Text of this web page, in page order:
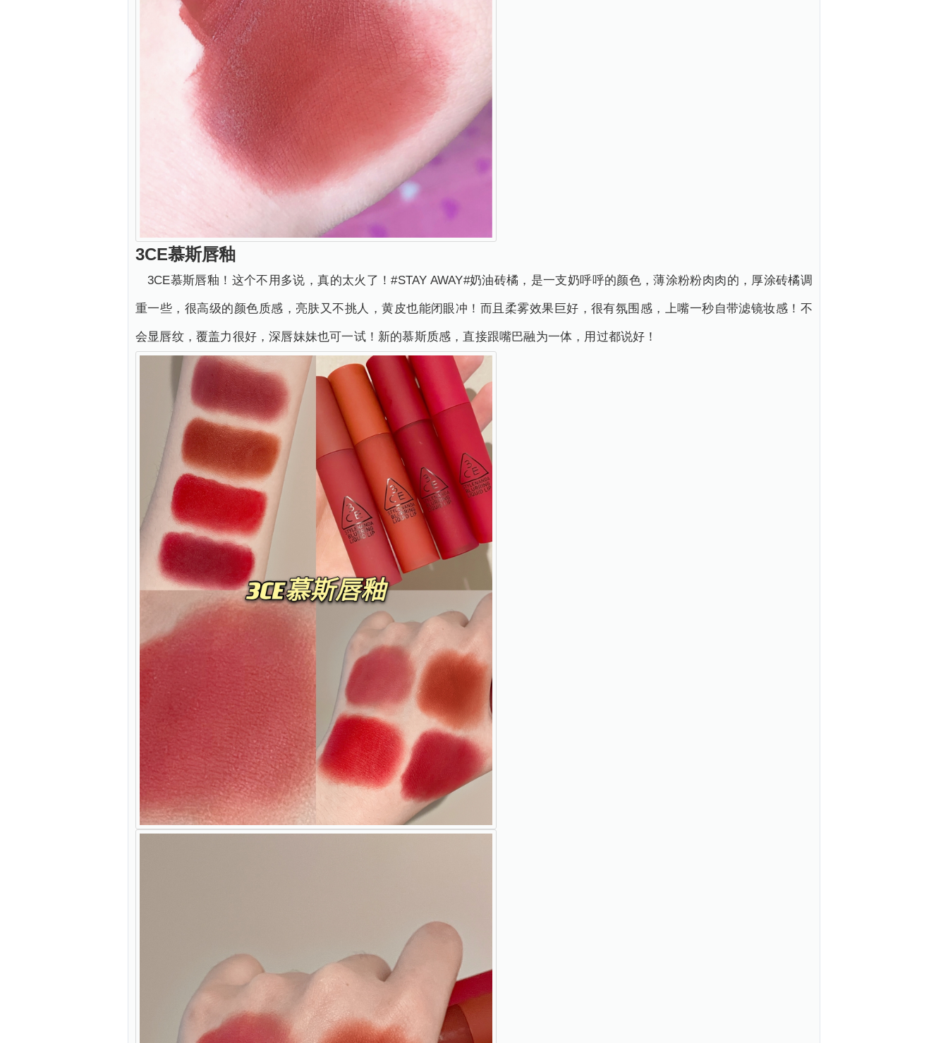
3CE慕斯唇釉
3CE慕斯唇釉！这个不用多说，真的太火了！#STAY AWAY#奶油砖橘，是一支奶呼呼的颜色，薄涂粉粉肉肉的，厚涂砖橘调
重一些，很高级的颜色质感，亮肤又不挑人，黄皮也能闭眼冲！而且柔雾效果巨好，很有氛围感，上嘴一秒自带滤镜妆感！不
会显唇纹，覆盖力很好，深唇妹妹也可一试！新的慕斯质感，直接跟嘴巴融为一体，用过都说好！